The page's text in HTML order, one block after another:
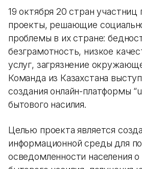
19 октября 20 стран участниц
проекты, решающие
проблемы в их стране:
безграмотность, низкое
услуг, загрязнение
Команда из Казахстана
создания онлайн-платформы
бытового насилия.
Целью проекта является
информационной среды для
осведомленности населения